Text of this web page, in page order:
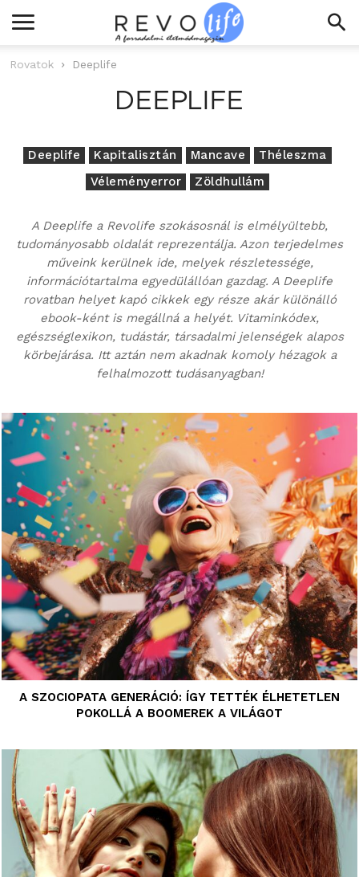
Rovatok Deeplife
DEEPLIFE
Deeplife Kapitalisztán Mancave
Théleszma
Véleményerror
Zöldhullám
A Deeplife a Revolife szokásosnál is elmélyültebb,
tudományosabb oldalát reprezentálja. Azon terjedelmes
műveink kerülnek ide, melyek részletessége,
információtartalma egyedülállóan gazdag. A Deeplife
rovatban helyet kapó cikkek egy része akár különálló
ebook-ként is megállná a helyét. Vitaminkódex,
egészséglexikon, tudástár, társadalmi jelenségek alapos
körbejárása. Itt aztán nem akadnak komoly hézagok a
felhalmozott tudásanyagban!
A SZOCIOPATA GENERÁCIÓ: ÍGY TETTÉK ÉLHETETLEN
POKOLLÁ A BOOMEREK A VILÁGOT